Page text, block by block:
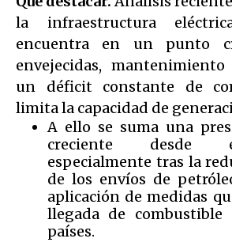
la infraestructura
encuentra en un punto
envejecidas,
un déficit constante de
limita la capacidad de
A ello se suma una
creciente desde
especialmente tras la
de los envíos de
aplicación de medidas
llegada de combustible
países.